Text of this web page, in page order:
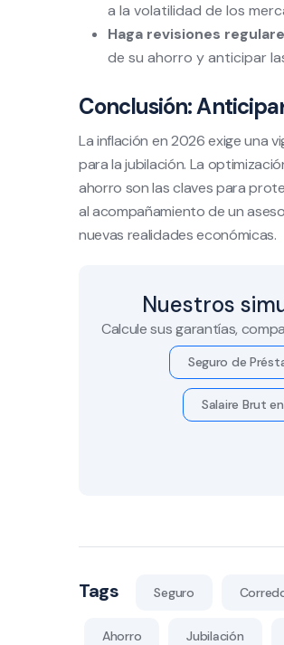
a la volatilidad de los
Haga revisiones
de su ahorro y anticipar
Conclusión:
La inflación en 2026 exige una
para la jubilación. La
ahorro son las claves para
al acompañamiento de un
nuevas realidades económicas.
Nuestros
Calcule sus garantías,
Seguro de
Salaire Brut
Tags Seguro
Ahorro Jubilación